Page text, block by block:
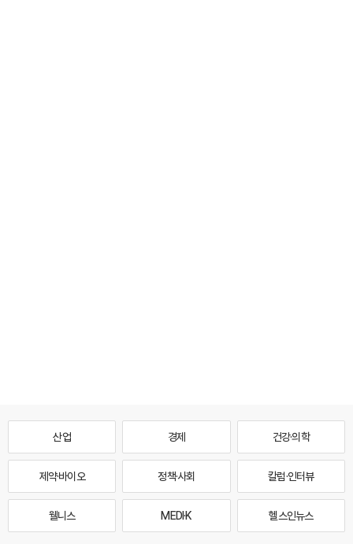
산업 경제 건강·의학
제약·바이오 정책·사회 칼럼·인터뷰
웰니스 MEDI·K 헬스인뉴스